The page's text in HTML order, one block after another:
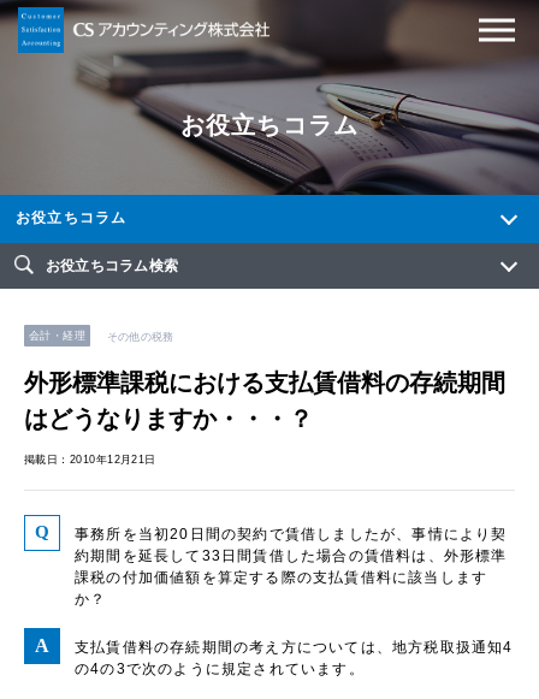
お役立ちコラム
お役立ちコラム
お役立ちコラム検索
会計・経理 その他の税務
外形標準課税における支払賃借料の存続期間
はどうなりますか・・・？
掲載日：2010年12月21日
事務所を当初20日間の契約で賃借しましたが、事情により契
約期間を延長して33日間賃借した場合の賃借料は、外形標準
課税の付加価値額を算定する際の支払賃借料に該当します
か？
支払賃借料の存続期間の考え方については、地方税取扱通知4
の4の3で次のように規定されています。